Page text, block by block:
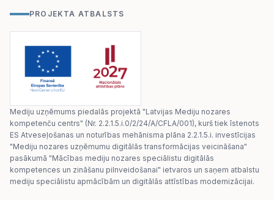
PROJEKTA ATBALSTS
Mediju uzņēmums piedalās projektā "Latvijas Mediju nozares
kompetenču centrs" (Nr. 2.2.1.5.i.0/2/24/A/CFLA/001), kurš tiek īstenots
ES Atveseļošanas un noturības mehānisma plāna 2.2.1.5.i. investīcijas
"Mediju nozares uzņēmumu digitālās transformācijas veicināšana"
pasākumā "Mācības mediju nozares speciālistu digitālās
kompetences un zināšanu pilnveidošanai" ietvaros un saņem atbalstu
mediju speciālistu apmācībām un digitālās attīstības modernizācijai.